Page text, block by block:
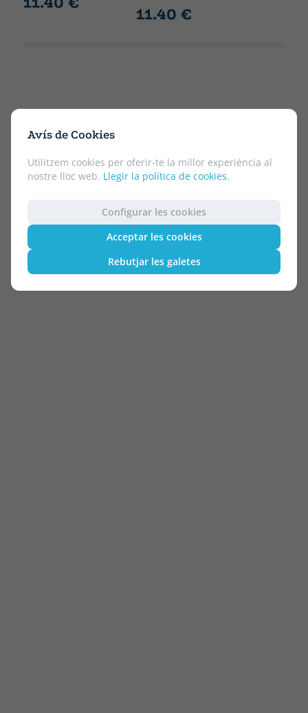
Avís de Cookies
Utilitzem cookies per oferir-te la millor experiència al
nostre lloc web. Llegir la política de cookies.
Configurar les cookies
Acceptar les cookies
Rebutjar les galetes
11.40 €